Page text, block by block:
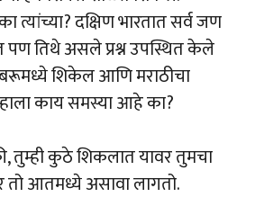
त्यांच्या? दक्षिण भारतात सर्व जण
पण तिथे असले प्रश्न उपस्थित केले
शिकेल आणि मराठीचा
काय समस्या आहे का?
तुम्ही कुठे शिकलात यावर तुमचा
आतमध्ये असावा लागतो.